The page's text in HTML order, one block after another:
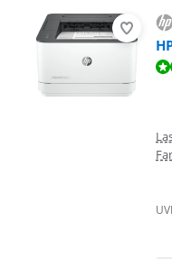
Bewertet mit 8,9 von 10,